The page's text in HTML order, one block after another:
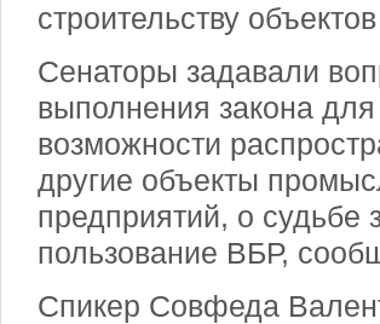
строительству
Сенаторы задавали
выполнения закона
возможности
другие объекты
предприятий, о судьбе
пользование ВБР,
Спикер Совфеда